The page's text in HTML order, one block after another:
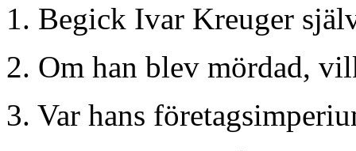
1. Begick Ivar Kreuger
2. Om han blev mördad,
3. Var hans